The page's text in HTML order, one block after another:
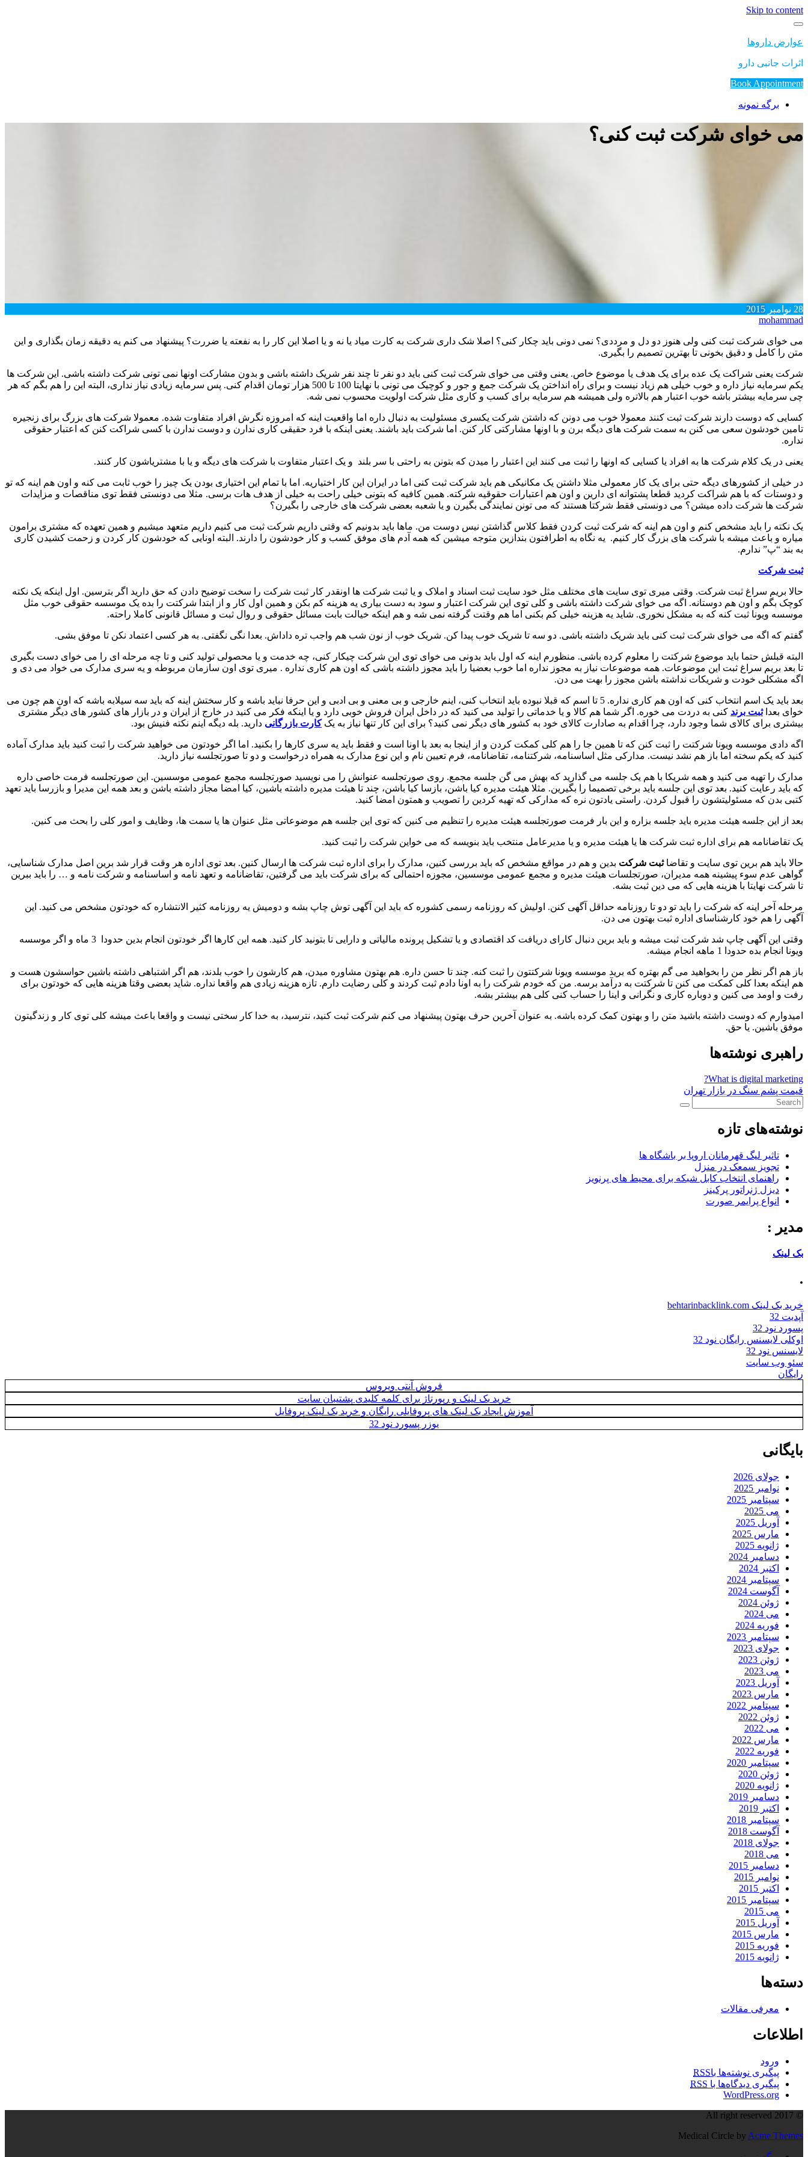
Skip to content
عوارض داروها
اثرات جانبی دارو
Book Appointment
برگه نمونه
می خوای شرکت ثبت کنی؟
28 نوامبر 2015
mohammad
می خوای شرکت ثبت کنی ولی هنوز دو دل و مرددی؟ نمی دونی باید چکار کنی؟ اصلا شک داری شرکت به کارت میاد یا نه و یا اصلا این کار را به نفعته یا ضررت؟ پیشنهاد می کنم یه دقیقه زمان بگذاری و این
متن را کامل و دقیق بخونی تا بهترین تصمیم را بگیری.
شرکت یعنی شراکت یک عده برای یک هدف یا موضوع خاص. یعنی وقتی می خوای شرکت ثبت کنی باید دو نفر تا چند نفر شریک داشته باشی و بدون مشارکت اونها نمی تونی شرکت داشته باشی. این شرکت ها
یکم سرمایه نیاز داره و خوب خیلی هم زیاد نیست و برای راه انداختن یک شرکت جمع و جور و کوچیک می تونی با نهایتا 100 تا 500 هزار تومان اقدام کنی. پس سرمایه زیادی نیاز نداری، البته این را هم بگم که هر
چی سرمایه بیشتر باشه خوب اعتبار هم بالاتره ولی همیشه هم سرمایه برای کسب و کاری مثل شرکت اولویت محسوب نمی شه.
کسایی که دوست دارند شرکت ثبت کنند معمولا خوب می دونن که داشتن شرکت یکسری مسئولیت به دنبال داره اما واقعیت اینه که امروزه نگرش افراد متفاوت شده. معمولا شرکت های بزرگ برای زنجیره
تامین خودشون سعی می کنن به سمت شرکت های دیگه برن و با اونها مشارکتی کار کنن. اما شرکت باید باشند. یعنی اینکه با فرد حقیقی کاری ندارن و دوست ندارن با کسی شراکت کنن که اعتبار حقوقی
نداره.
یعنی در یک کلام شرکت ها به افراد یا کسایی که اونها را ثبت می کنند این اعتبار را میدن که بتونن به راحتی با سر بلند و یک اعتبار متفاوت با شرکت های دیگه و یا با مشتریاشون کار کنند.
در خیلی از کشورهای دیگه حتی برای یک کار معمولی مثلا داشتن یک مکانیکی هم باید شرکت ثبت کنی اما در ایران این کار اختیاریه. اما با تمام این اختیاری بودن یک چیز را خوب ثابت می کنه و اون هم اینه که تو
و دوستات که با هم شراکت کردید قطعا پشتوانه ای دارین و اون هم اعتبارات حقوقیه شرکته. همین کافیه که بتونی خیلی راحت به خیلی از هدف هات برسی. مثلا می دونستی فقط توی مناقصات و مزایدات
شرکت ها شرکت داده میشن؟ می دونستی فقط شرکتا هستند که می تونن نمایندگی بگیرن و یا شعبه بعضی شرکت های خارجی را بگیرن؟
یک نکته را باید مشخص کنم و اون هم اینه که شرکت ثبت کردن فقط کلاس گذاشتن نیس دوست من. ماها باید بدونیم که وقتی داریم شرکت ثبت می کنیم داریم متعهد میشیم و همین تعهده که مشتری برامون
میاره و باعث میشه با شرکت های بزرگ کار کنیم. یه نگاه به اطرافتون بندازین متوجه میشین که همه آدم های موفق کسب و کار خودشون را دارند. البته اونایی که خودشون کار کردن و زحمت کشیدن کاری
به بند “پ” ندارم.
ثبت شرکت
حالا بریم سراغ ثبت شرکت. وقتی میری توی سایت های مختلف مثل خود سایت ثبت اسناد و املاک و یا ثبت شرکت ها اونقدر کار ثبت شرکت را سخت توضیح دادن که حق دارید اگر بترسین. اول اینکه یک نکته
کوچک بگم و اون هم دوستانه. اگه می خوای شرکت داشته باشی و کلی توی این شرکت اعتبار و سود به دست بیاری یه هزینه کم بکن و همین اول کار و از ابتدا شرکتت را بده یک موسسه حقوقی خوب مثل
موسسه ویونا ثبت کنه که به مشکل نخوری. شاید یه هزینه خیلی کم بکنی اما هم وقتت گرفته نمی شه و هم اینکه خیالت بابت مسائل حقوقی و روال ثبت و مسائل قانونی کاملا راحته.
گفتم که اگه می خوای شرکت ثبت کنی باید شریک داشته باشی. دو سه تا شریک خوب پیدا کن. شریک خوب از نون شب هم واجب تره داداش. بعدا نگی نگفتی. به هر کسی اعتماد نکن تا موفق بشی.
البته قبلش حتما باید موضوع شرکتت را معلوم کرده باشی. منظورم اینه که اول باید بدونی می خوای توی این شرکت چیکار کنی، چه خدمت و یا محصولی تولید کنی و تا چه مرحله ای را می خوای دست بگیری
تا بعد بریم سراغ ثبت این موضوعات. همه موضوعات نیاز به مجوز نداره اما خوب بعضیا را باید مجوز داشته باشی که اون هم کاری نداره . میری توی اون سازمان مربوطه و یه سری مدارک می خواد می دی و
اگه مشکلی خودت و شریکات نداشته باشن مجوز را بهت می دن.
بعد باید یک اسم انتخاب کنی که اون هم کاری نداره. 5 تا اسم که قبلا نبوده باید انتخاب کنی، اینم خارجی و بی معنی و بی ادبی و این حرفا نباید باشه و کار سختش اینه که باید سه سیلابه باشه که اون هم چون می
خوای بعداثبت برند کنی به دردت می خوره. اگر شما هم کالا و یا خدماتی را تولید می کنید که در داخل ایران فروش خوبی دارد و یا اینکه فکر می کنید در خارج از ایران و در بازار های کشور های دیگر مشتری
بیشتری برای کالای شما وجود دارد، چرا اقدام به صادارت کالای خود به کشور های دیگر نمی کنید؟ برای این کار تنها نیاز به یککارت بازرگانی دارید. بله دیگه اینم نکته فنیش بود.
اگه دادی موسسه ویونا شرکتت را ثبت کنن که تا همین جا را هم کلی کمکت کردن و از اینجا به بعد با اونا است و فقط باید یه سری کارها را بکنید. اما اگر خودتون می خواهید شرکت را ثبت کنید باید مدارک آماده
کنید که یکم سخته اما باز هم نشد نیست. مدارکی مثل اساسنامه، شرکتنامه، تقاضانامه، فرم تعیین نام و این نوع مدارک به همراه درخواست و دو تا صورتجلسه نیاز دارید.
مدارک را تهیه می کنید و همه شریکا با هم یک جلسه می گذارید که بهش می گن جلسه مجمع. روی صورتجلسه عنوانش را می نویسید صورتجلسه مجمع عمومی موسسین. این صورتجلسه فرمت خاصی داره
که باید رعایت کنید. بعد توی این جلسه باید برخی تصمیما را بگیرین. مثلا هیئت مدیره کیا باشن، بازسا کیا باشن، چند تا هیئت مدیره داشته باشین، کیا امضا مجاز داشته باشن و بعد همه این مدیرا و بازرسا باید تعهد
کتبی بدن که مسئولیتشون را قبول کردن. راستی یادتون نره که مدارکی که تهیه کردین را تصویب و همتون امضا کنید.
بعد از این جلسه هیئت مدیره باید جلسه بزاره و این بار فرمت صورتجلسه هیئت مدیره را تنظیم می کنین که توی این جلسه هم موضوعاتی مثل عنوان ها یا سمت ها، وظایف و امور کلی را بحث می کنین.
یک تقاضانامه هم برای اداره ثبت شرکت ها یا هیئت مدیره و یا مدیرعامل منتخب باید بنویسه که می خواین شرکت را ثبت کنید.
حالا باید هم برین توی سایت و تقاضاثبت شرکت بدین و هم در مواقع مشخص که باید بررسی کنین، مدارک را برای اداره ثبت شرکت ها ارسال کنین. بعد توی اداره هر وقت قرار شد برین اصل مدارک شناسایی،
گواهی عدم سوء پیشینه همه مدیران، صورتجلسات هیئت مدیره و مجمع عمومی موسسین، مجوزه احتمالی که برای شرکت باید می گرفتین، تقاضانامه و تعهد نامه و اساسنامه و شرکت نامه و … را باید ببرین
تا شرکت نهایتا با هزینه هایی که می دین ثبت بشه.
مرحله آخر اینه که شرکت را باید تو دو تا روزنامه حداقل آگهی کنن. اولیش که روزنامه رسمی کشوره که باید این آگهی توش چاپ بشه و دومیش یه روزنامه کثیر الانتشاره که خودتون مشخص می کنید. این
آگهی را هم خود کارشناسای اداره ثبت بهتون می دن.
وقتی این آگهی چاپ شد شرکت ثبت میشه و باید برین دنبال کارای دریافت کد اقتصادی و یا تشکیل پرونده مالیاتی و دارایی تا بتونید کار کنید. همه این کارها اگر خودتون انجام بدین حدودا 3 ماه و اگر موسسه
ویونا انجام بده حدودا 1 ماهه انجام میشه.
باز هم اگر نظر من را بخواهید می گم بهتره که برید موسسه ویونا شرکتتون را ثبت کنه. چند تا حسن داره. هم بهتون مشاوره میدن، هم کارشون را خوب بلدند، هم اگر اشتباهی داشته باشین حواسشون هست و
هم اینکه بعدا کلی کمکت می کنن تا شرکتت به درآمد برسه. من که خودم شرکت را به اونا دادم ثبت کردند و کلی رضایت دارم. تازه هزینه زیادی هم واقعا نداره. شاید بعضی وقتا هزینه هایی که خودتون برای
رفت و اومد می کنین و دوباره کاری و نگرانی و اینا را حساب کنی کلی هم بیشتر بشه.
امیدوارم که دوست داشته باشید متن را و بهتون کمک کرده باشه. به عنوان آخرین حرف بهتون پیشنهاد می کنم شرکت ثبت کنید، نترسید، به خدا کار سختی نیست و واقعا باعث میشه کلی توی کار و زندگیتون
موفق باشین. یا حق.
راهبری نوشته‌ها
What is digital marketing?
قیمت پشم سنگ در بازار تهران
نوشته‌های تازه
تاثیر لیگ قهرمانان اروپا بر باشگاه ها
تجویز سمعک در منزل
راهنمای انتخاب کابل شبکه برای محیط های پرنویز
دیزل ژنراتور پرکینز
انواع پرایمر صورت
مدیر :
بک لینک
.
خرید بک لینک behtarinbacklink.com
آپدیت 32
پسورد نود 32
اوکلی لایسنس رایگان نود 32
لایسنس نود 32
سئو وب سایت
رایگان
فروش آنتی ویروس
خرید بک لینک و رپورتاژ برای کلمه کلیدی پشتیبان سایت
آموزش ایجاد بک لینک های پروفایلی رایگان و خرید بک لینک پروفایل
یوزر پسورد نود 32
بایگانی
جولای 2026
نوامبر 2025
سپتامبر 2025
می 2025
آوریل 2025
مارس 2025
ژانویه 2025
دسامبر 2024
اکتبر 2024
سپتامبر 2024
آگوست 2024
ژوئن 2024
می 2024
فوریه 2024
سپتامبر 2023
جولای 2023
ژوئن 2023
می 2023
آوریل 2023
مارس 2023
سپتامبر 2022
ژوئن 2022
می 2022
مارس 2022
فوریه 2022
سپتامبر 2020
ژوئن 2020
ژانویه 2020
دسامبر 2019
اکتبر 2019
سپتامبر 2018
آگوست 2018
جولای 2018
می 2018
دسامبر 2015
نوامبر 2015
اکتبر 2015
سپتامبر 2015
می 2015
آوریل 2015
مارس 2015
فوریه 2015
ژانویه 2015
دسته‌ها
معرفی مقالات
اطلاعات
ورود
پیگیری نوشته‌ها باRSS
پیگیری دیدگاه‌ها با RSS
WordPress.org
© All right reserved 2017
Medical Circle by Acme Themes